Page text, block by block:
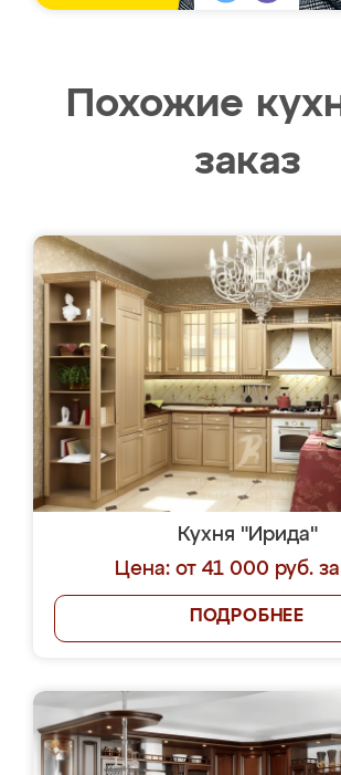
Похожие
заказ
Кухня "Ирида"
Цена: от 41 000 руб.
ПОДРОБНЕЕ